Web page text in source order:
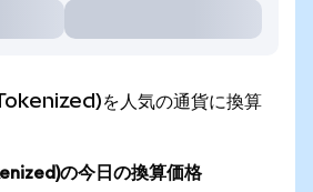
を人気の通貨に換算
の今日の換算価格